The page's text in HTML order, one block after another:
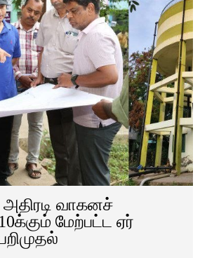
அதிரடி வாகனச்
மேற்பட்ட ஏர்